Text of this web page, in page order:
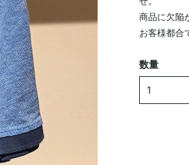
商品に欠陥
お客様都合
数量